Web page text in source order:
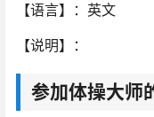
【语言】：英文
【说明】：
参加体操大师